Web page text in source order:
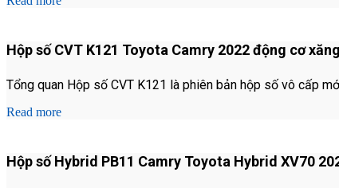
Hộp số CVT K121 Toyota Camry 2022 động cơ
Tổng quan Hộp số CVT K121 là phiên bản hộp số vô cấp
Read more
Hộp số Hybrid PB11 Camry Toyota Hybrid XV70